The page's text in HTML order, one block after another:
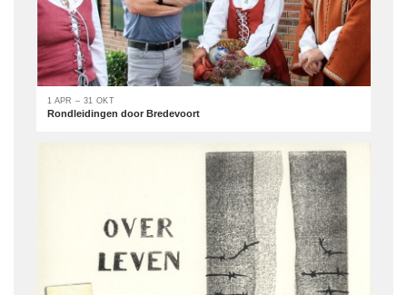
1 APR – 31 OKT
Rondleidingen door Bredevoort